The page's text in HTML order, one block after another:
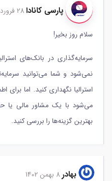
پارسی کانادا28 فروردین 1404
سلام روز بخیر!
سرمایه‌گذاری در بانک‌های
نمی‌شود و شما می‌توانید
استرالیا نگهداری کنید. اما برای
می‌شود با یک مشاور مالی یا
بهترین گزینه‌ها را بررسی کنید.
بهادر8 بهمن 1402